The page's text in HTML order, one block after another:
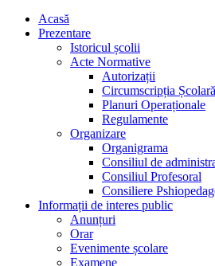
Acasă
Prezentare
Istoricul școlii
Acte Normative
Autorizații
Circumscripția Școlară
Planuri Operaționale
Regulamente
Organizare
Organigrama
Consiliul de
Consiliul Profesoral
Consiliere
Informații de interes public
Anunțuri
Orar
Evenimente școlare
Examene